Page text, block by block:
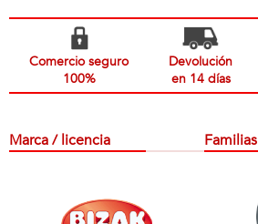
Comercio seguro
100%
Devolución
en 14 días
Marca / licencia Familias